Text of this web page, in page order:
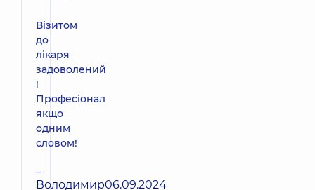
Візитом
до
лікаря
задоволений
!
Професіонал
якщо
одним
словом!
–
Володимир06.09.2024